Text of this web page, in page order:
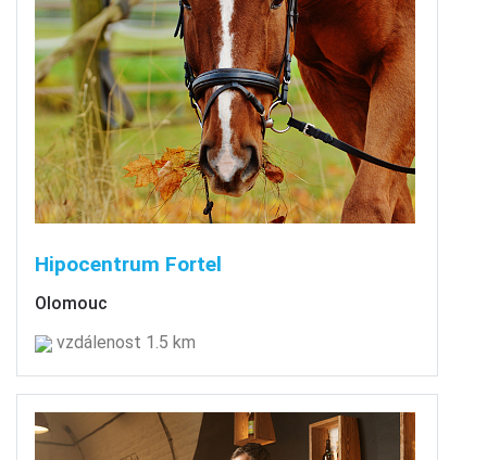
Hipocentrum Fortel
Olomouc
vzdálenost 1.5 km